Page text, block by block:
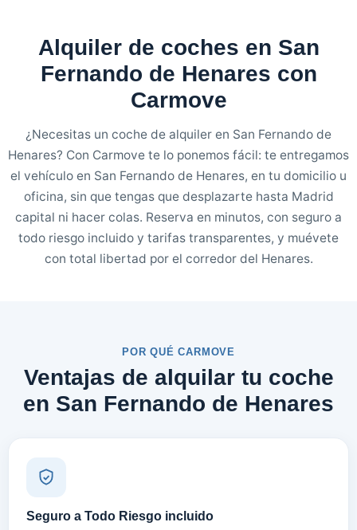
Alquiler de coches en San
Fernando de Henares con
Carmove
¿Necesitas un coche de alquiler en San Fernando de
Henares? Con Carmove te lo ponemos fácil: te entregamos
el vehículo en San Fernando de Henares, en tu domicilio u
oficina, sin que tengas que desplazarte hasta Madrid
capital ni hacer colas. Reserva en minutos, con seguro a
todo riesgo incluido y tarifas transparentes, y muévete
con total libertad por el corredor del Henares.
POR QUÉ CARMOVE
Ventajas de alquilar tu coche
en San Fernando de Henares
Seguro a Todo Riesgo incluido